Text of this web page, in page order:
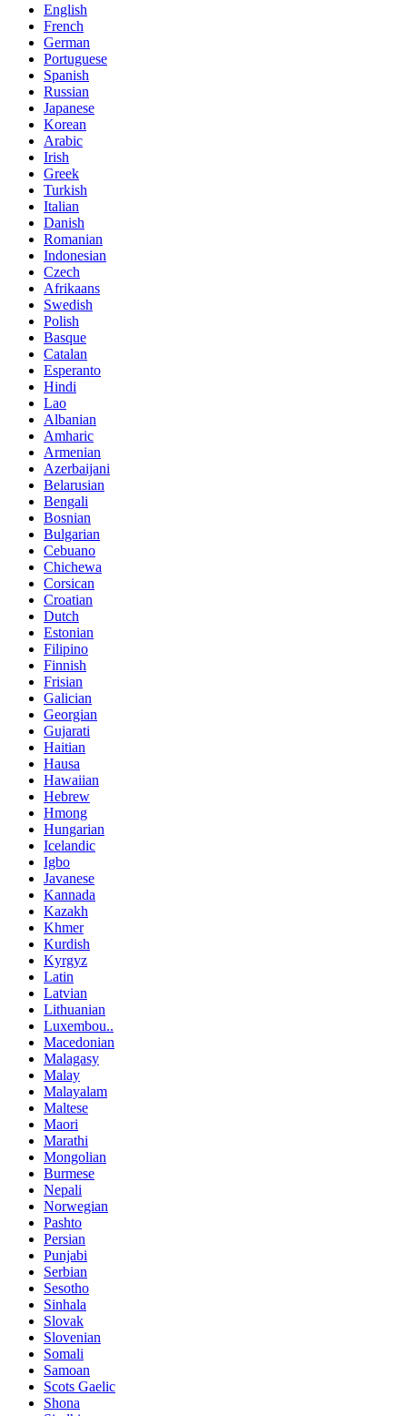
English
French
German
Portuguese
Spanish
Russian
Japanese
Korean
Arabic
Irish
Greek
Turkish
Italian
Danish
Romanian
Indonesian
Czech
Afrikaans
Swedish
Polish
Basque
Catalan
Esperanto
Hindi
Lao
Albanian
Amharic
Armenian
Azerbaijani
Belarusian
Bengali
Bosnian
Bulgarian
Cebuano
Chichewa
Corsican
Croatian
Dutch
Estonian
Filipino
Finnish
Frisian
Galician
Georgian
Gujarati
Haitian
Hausa
Hawaiian
Hebrew
Hmong
Hungarian
Icelandic
Igbo
Javanese
Kannada
Kazakh
Khmer
Kurdish
Kyrgyz
Latin
Latvian
Lithuanian
Luxembou..
Macedonian
Malagasy
Malay
Malayalam
Maltese
Maori
Marathi
Mongolian
Burmese
Nepali
Norwegian
Pashto
Persian
Punjabi
Serbian
Sesotho
Sinhala
Slovak
Slovenian
Somali
Samoan
Scots Gaelic
Shona